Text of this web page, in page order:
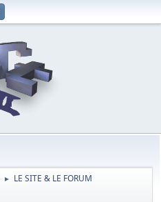
► LE SITE & LE FORUM